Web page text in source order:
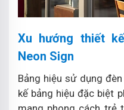
Xu hướng thiết
Neon Sign
Bảng hiệu sử dụng
kế bảng hiệu đặc biệt